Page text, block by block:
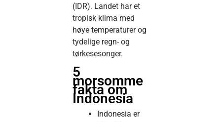
(IDR). Landet har et
tropisk klima med
høye temperaturer og
tydelige regn- og
tørkesesonger.
5
morsomme
fakta om
Indonesia
Indonesia er